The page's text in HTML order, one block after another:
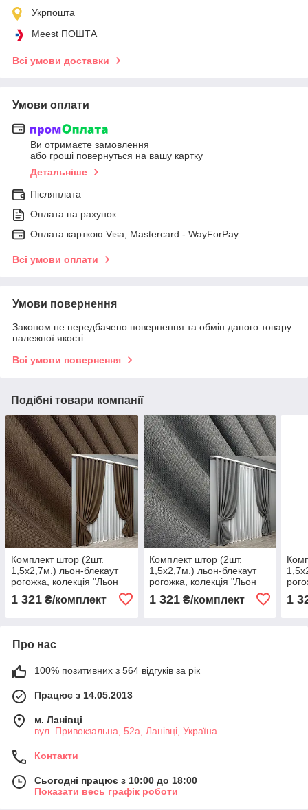
Укрпошта
Meest ПОШТА
Всі умови доставки
Умови оплати
Ви отримаєте замовлення
або гроші повернуться на вашу картку
Детальніше
Післяплата
Оплата на рахунок
Оплата карткою Visa, Mastercard - WayForPay
Всі умови оплати
Умови повернення
Законом не передбачено повернення та обмін даного товару
належної якості
Всі умови повернення
Подібні товари компанії
Комплект штор (2шт.
1,5х2,7м.) льон-блекаут
рогожка, колекція "Льон
коричневий. Код 277ш 30-
1 321 ₴/комплект
Комплект штор (2шт.
1,5х2,7м.) льон-блекаут
рогожка, колекція "Льон
Мішковина". Колір сірий.
Код 288ш 30-059
1 321₴/комплект 1
Про нас
100% позитивних з 564 відгуків за рік
Працює з 14.05.2013
м. Ланівці
вул. Привокзальна, 52а, Ланівці, Україна
Контакти
Сьогодні працює з 10:00 до 18:00
Показати весь графік роботи